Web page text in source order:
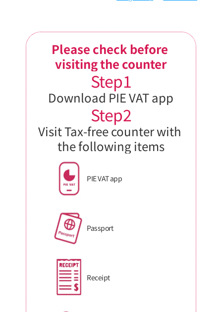
Please check before
visiting the counter
Step1
Download PIE VAT app
Step2
Visit Tax-free counter with
the following items
PIE VAT app
Passport
Receipt